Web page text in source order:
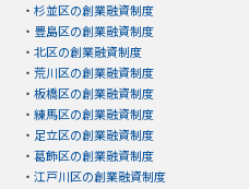
・ 杉並区の創業融資制度
・ 豊島区の創業融資制度
・ 北区の創業融資制度
・ 荒川区の創業融資制度
・ 板橋区の創業融資制度
・ 練馬区の創業融資制度
・ 足立区の創業融資制度
・ 葛飾区の創業融資制度
・ 江戸川区の創業融資制度